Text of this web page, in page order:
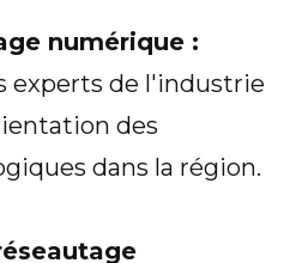
numérique :
experts de l'industrie
des
dans la région.